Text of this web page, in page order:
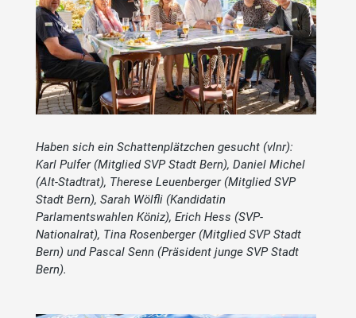
Haben sich ein Schattenplätzchen gesucht (vlnr):
Karl Pulfer (Mitglied SVP Stadt Bern), Daniel Michel
(Alt-Stadtrat), Therese Leuenberger (Mitglied SVP
Stadt Bern), Sarah Wölfli (Kandidatin
Parlamentswahlen Köniz), Erich Hess (SVP-
Nationalrat), Tina Rosenberger (Mitglied SVP Stadt
Bern) und Pascal Senn (Präsident junge SVP Stadt
Bern).